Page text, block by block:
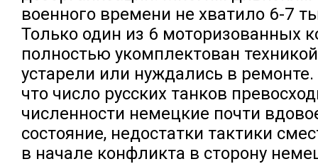
военного времени не хватило 6-7
Только один из 6 моторизованных
полностью укомплектован
устарели или нуждались в
что число русских танков
численности немецкие почти
состояние, недостатки тактики
в начале конфликта в сторону